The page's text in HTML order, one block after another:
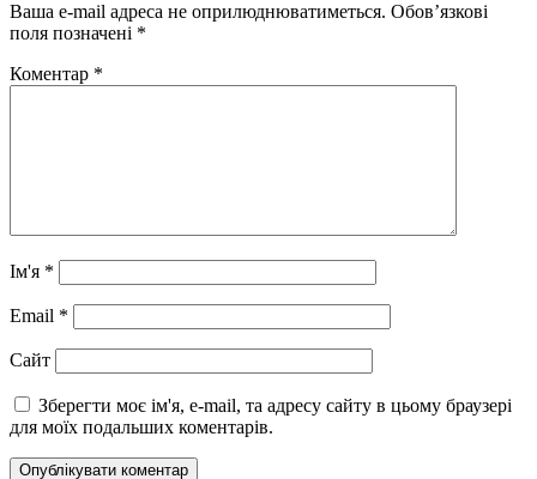
Ваша e-mail адреса не оприлюднюватиметься. Обов’язкові
поля позначені *
Коментар *
Ім'я *
Email *
Сайт
Зберегти моє ім'я, e-mail, та адресу сайту в цьому браузері
для моїх подальших коментарів.